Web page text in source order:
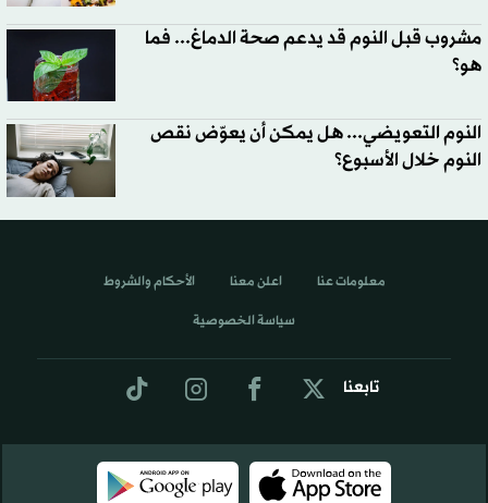
مشروب قبل النوم قد يدعم صحة الدماغ... فما
هو؟
النوم التعويضي... هل يمكن أن يعوّض نقص
النوم خلال الأسبوع؟
تابعنا
معلومات عنا اعلن معنا الأحكام والشروط
سياسة الخصوصية